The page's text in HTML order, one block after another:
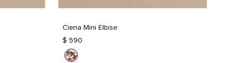
Ciena Mini Elbise
$ 590